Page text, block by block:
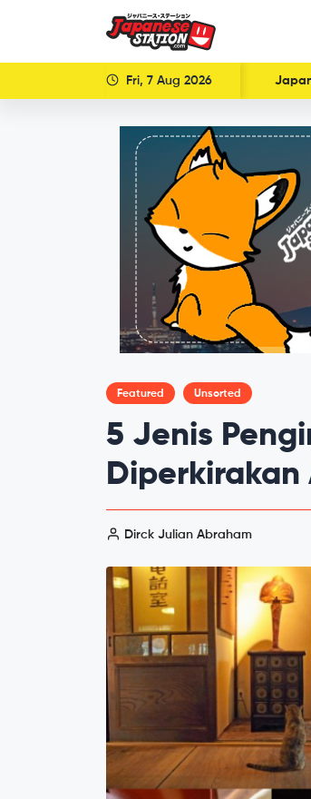
Fri, 7 Aug 2026
Featured Unsorted
5 Jenis
Diperkirakan
Dirck Julian Abraham